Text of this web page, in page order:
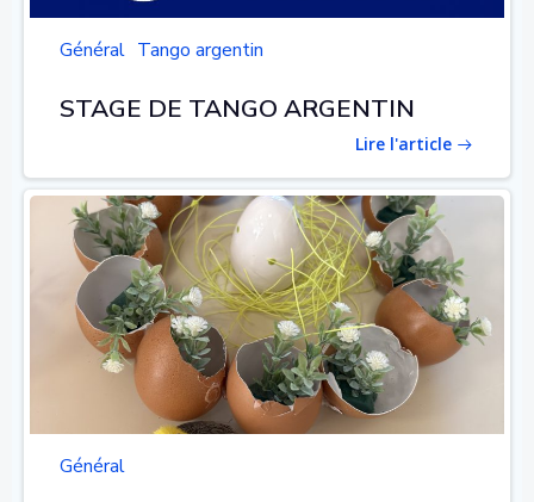
Général Tango argentin
STAGE DE TANGO ARGENTIN
Lire l'article
Général